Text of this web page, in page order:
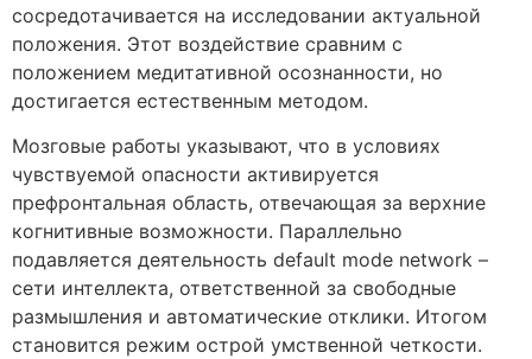
сосредотачивается на исследовании актуальной
положения. Этот воздействие сравним с
положением медитативной осознанности, но
достигается естественным методом.
Мозговые работы указывают, что в условиях
чувствуемой опасности активируется
префронтальная область, отвечающая за верхние
когнитивные возможности. Параллельно
подавляется деятельность default mode network –
сети интеллекта, ответственной за свободные
размышления и автоматические отклики. Итогом
становится режим острой умственной четкости.